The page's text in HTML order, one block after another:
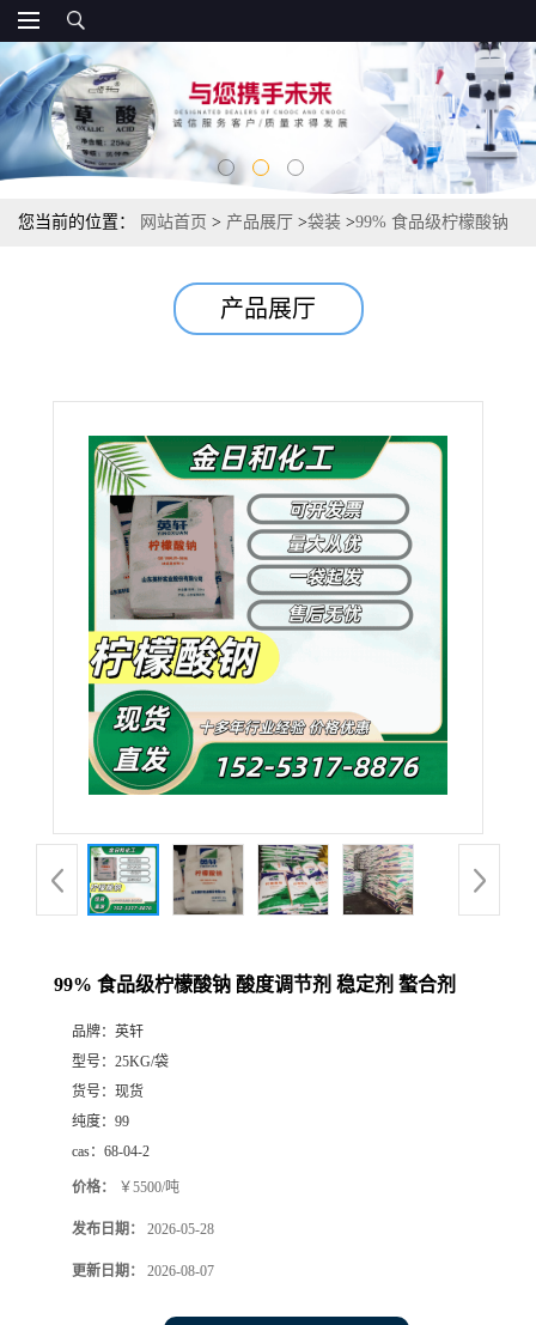
您当前的位置： 网站首页 > 产品展厅 >袋装 >99% 食品级柠檬酸钠
产品展厅
99% 食品级柠檬酸钠 酸度调节剂 稳定剂 螯合剂
品牌： 英轩
型号： 25KG/袋
货号： 现货
纯度： 99
cas： 68-04-2
价格： ￥5500/吨
发布日期： 2026-05-28
更新日期： 2026-08-07